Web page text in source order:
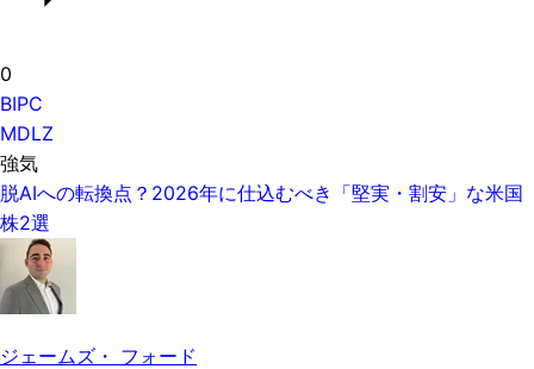
0
BIPC
MDLZ
強気
脱AIへの転換点？2026年に仕込むべき「堅実・割安」な米国
株2選
ジェームズ・ フォード